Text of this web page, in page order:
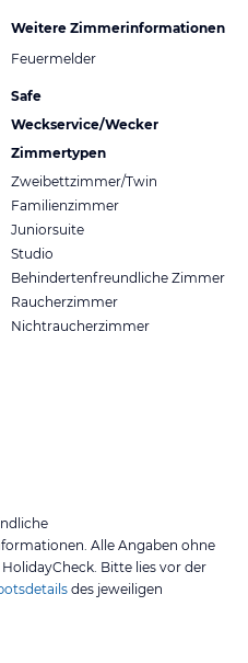
Weitere Zimmerinformationen
Feuermelder
Safe
Weckservice/Wecker
Zimmertypen
Zweibettzimmer/Twin
Familienzimmer
Juniorsuite
Studio
Behindertenfreundliche Zimmer
Raucherzimmer
Nichtraucherzimmer
Alle Angaben ohne
Bitte lies vor der
des jeweiligen